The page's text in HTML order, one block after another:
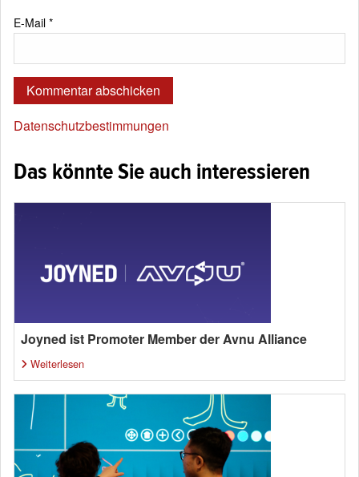
E-Mail *
Datenschutzbestimmungen
Das könnte Sie auch interessieren
Joyned ist Promoter Member der Avnu Alliance
Weiterlesen